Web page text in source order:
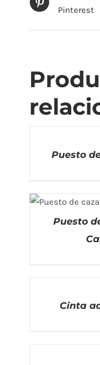
Pinterest
CARRITOPuesto
CARRITO
/
Puesto
Cinta